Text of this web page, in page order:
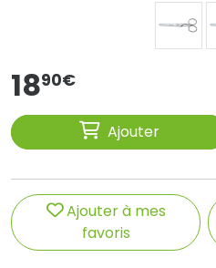
1890€
Ajouter
Ajouter à mes
favoris